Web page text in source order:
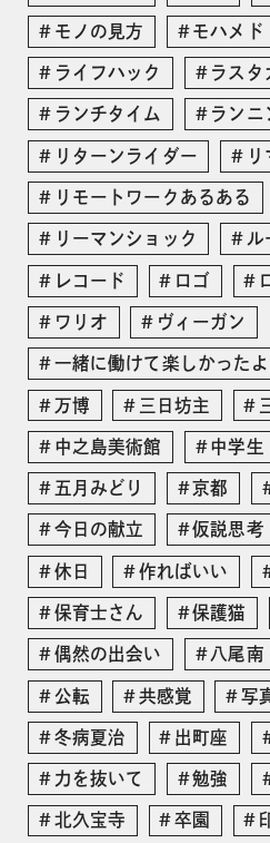
モノの見方 モハメド
ライフハック ラスタ
ランチタイム ランニ
リターンライダー
リモートワークあるある
リーマンショック ル
レコード ロゴ
ワリオ ヴィーガン
一緒に働けて楽しかった
万博 三日坊主
中之島美術館 中学生
五月みどり 京都
今日の献立 仮説思考
休日 作ればいい
保育士さん 保護猫
偶然の出会い 八尾南
公転 共感覚 写
冬病夏治 出町座
力を抜いて 勉強
北久宝寺 卒園